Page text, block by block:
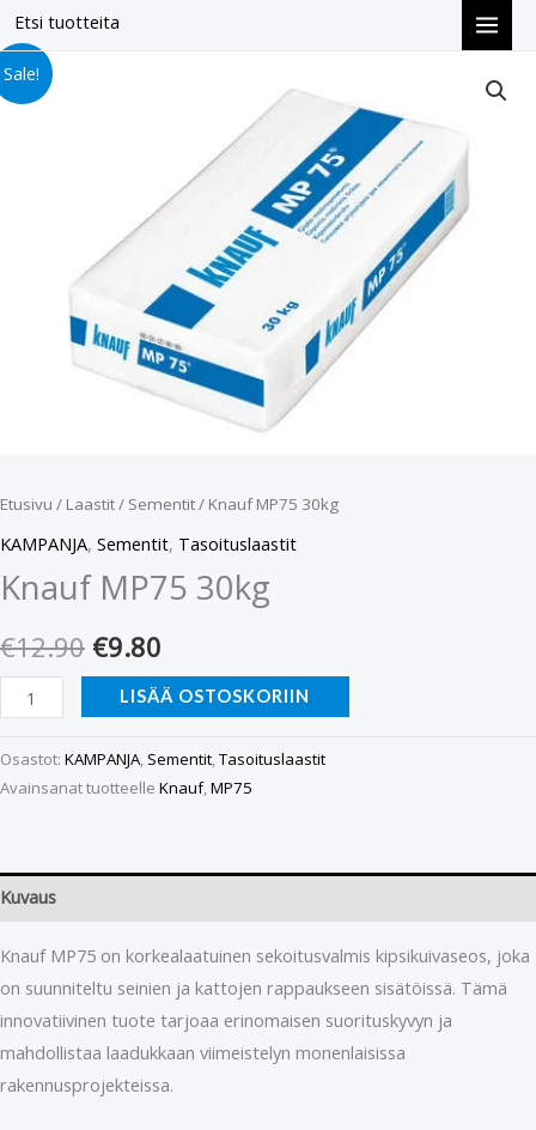
Etsi tuotteita
Siirry
sisältöön
Sale!
Etusivu / Laastit/ Sementit/ Knauf MP75 30kg
KAMPANJA, Sementit, Tasoituslaastit
Knauf MP75 30kg
€12.90
€12.90.
€9.80
on:
€9.80.
Knauf
MP75
LISÄÄ OSTOSKORIIN
Osastot: KAMPANJA, Sementit,Tasoituslaastit
Avainsanat tuotteelle Knauf,MP75
Kuvaus
Knauf MP75 on korkealaatuinen sekoitusvalmis kipsikuivaseos, joka
on suunniteltu seinien ja kattojen rappaukseen sisätöissä. Tämä
innovatiivinen tuote tarjoaa erinomaisen suorituskyvyn ja
mahdollistaa laadukkaan viimeistelyn monenlaisissa
rakennusprojekteissa.